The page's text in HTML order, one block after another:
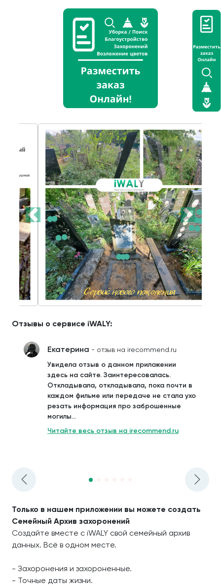
Отзывы о сервисе iWALY:
Екатерина - отзыв на irecommend.ru
Увидела отзыв о данном приложении
здесь на сайте. Заинтересовалась.
Откладывала, откладывала, пока почти в
каждом фильме или передаче не стала ухо
резать информация про заброшенные
могилы...
Читайте весь отзыв на irecommend.ru
Только в нашем приложении вы можете создать
Семейный Архив захоронений
Создайте вместе с iWALY свой семейный архив
данных. Всё в одном месте.
- Захоронения и захороненные.
- Точные даты жизни.